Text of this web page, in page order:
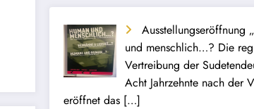
Ausstellungseröffnung
und menschlich…? Die
Vertreibung der
Acht Jahrzehnte nach der
eröffnet das […]